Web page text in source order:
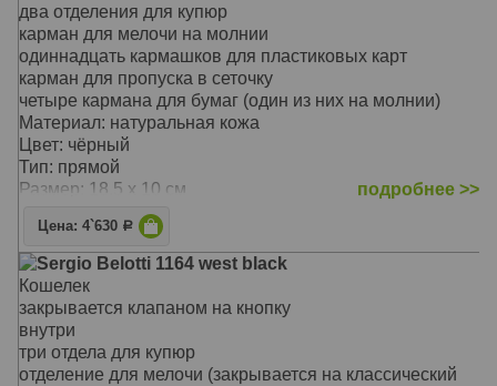
два отделения для купюр
карман для мелочи на молнии
одиннадцать кармашков для пластиковых карт
карман для пропуска в сеточку
четыре кармана для бумаг (один из них на молнии)
Материал: натуральная кожа
Цвет: чёрный
Тип: прямой
Размер: 18.5 x 10 см
подробнее >>
Цена: 4`630 Р
Sergio Belotti 1164 west black
Кошелек
закрывается клапаном на кнопку
внутри
три отдела для купюр
отделение для мелочи (закрывается на классический